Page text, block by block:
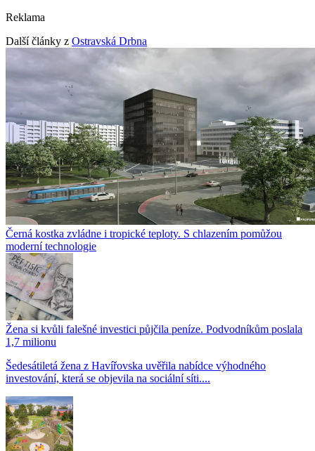
Reklama
Další články z Ostravská Drbna
Černá kostka zvládne i tropické teploty. S chlazením pomůžou
moderní technologie
Žena si kvůli falešné investici půjčila peníze. Podvodníkům poslala
1,7 milionu
Šedesátiletá žena z Havířovska uvěřila nabídce výhodného
investování, která se objevila na sociální síti....